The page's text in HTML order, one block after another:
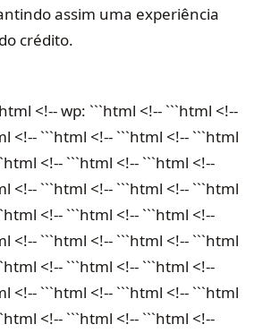
assim uma experiência
crédito.
<!-- wp: ```html <!-- ```html <!--
<!-- ```html <!-- ```html <!-- ```html
<!-- ```html <!-- ```html <!--
<!-- ```html <!-- ```html <!-- ```html
<!-- ```html <!-- ```html <!--
<!-- ```html <!-- ```html <!-- ```html
<!-- ```html <!-- ```html <!--
<!-- ```html <!-- ```html <!-- ```html
<!-- ```html <!-- ```html <!--